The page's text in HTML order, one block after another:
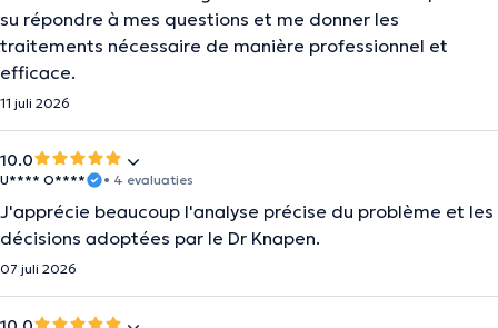
su répondre à mes questions et me donner les
traitements nécessaire de manière professionnel et
efficace.
11 juli 2026
10.0
U**** O**** • 4 evaluaties
J'apprécie beaucoup l'analyse précise du problème et les
décisions adoptées par le Dr Knapen.
07 juli 2026